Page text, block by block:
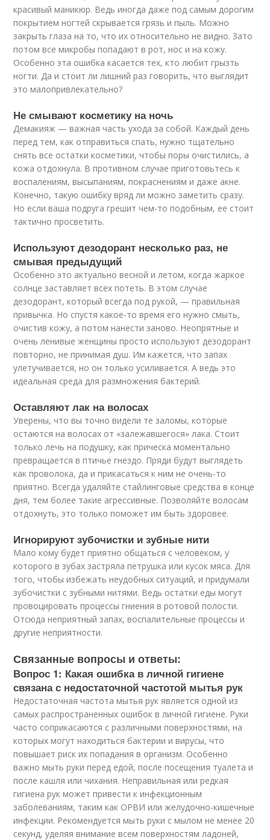
красивый маникюр. Ведь иногда даже под самым дорогим
покрытием ногтей скрывается грязь и пыль. Можно
закрыть глаза на то, что их относительно не видно. Зато
потом все микробы попадают в рот, нос и на кожу.
Особенно эта ошибка касается тех, кто любит грызть
ногти. Да и стоит ли лишний раз говорить, что выглядит
это малопривлекательно?
Не смывают косметику на ночь
Демакияж — важная часть ухода за собой. Каждый день
перед тем, как отправиться спать, нужно тщательно
снять все остатки косметики, чтобы поры очистились, а
кожа отдохнула. В противном случае приготовьтесь к
воспалениям, высыпаниям, покраснениям и даже акне.
Конечно, такую ошибку вряд ли можно заметить сразу.
Но если ваша подруга грешит чем-то подобным, ее стоит
тактично просветить.
Используют дезодорант несколько раз, не
смывая предыдущий
Особенно это актуально весной и летом, когда жаркое
солнце заставляет всех потеть. В этом случае
дезодорант, который всегда под рукой, — правильная
привычка. Но спустя какое-то время его нужно смыть,
очистив кожу, а потом нанести заново. Неопрятные и
очень ленивые женщины просто используют дезодорант
повторно, не принимая душ. Им кажется, что запах
улетучивается, но он только усиливается. А ведь это
идеальная среда для размножения бактерий.
Оставляют лак на волосах
Уверены, что вы точно видели те заломы, которые
остаются на волосах от «залежавшегося» лака. Стоит
только лечь на подушку, как прическа моментально
превращается в птичье гнездо. Пряди будут выглядеть
как проволока, да и прикасаться к ним не очень-то
приятно. Всегда удаляйте стайлинговые средства в конце
дня, тем более такие агрессивные. Позволяйте волосам
отдохнуть, это только поможет им быть здоровее.
Игнорируют зубочистки и зубные нити
Мало кому будет приятно общаться с человеком, у
которого в зубах застряла петрушка или кусок мяса. Для
того, чтобы избежать неудобных ситуаций, и придумали
зубочистки с зубными нитями. Ведь остатки еды могут
провоцировать процессы гниения в ротовой полости.
Отсюда неприятный запах, воспалительные процессы и
другие неприятности.
Связанные вопросы и ответы:
Вопрос 1: Какая ошибка в личной гигиене
связана с недостаточной частотой мытья рук
Недостаточная частота мытья рук является одной из
самых распространенных ошибок в личной гигиене. Руки
часто соприкасаются с различными поверхностями, на
которых могут находиться бактерии и вирусы, что
повышает риск их попадания в организм. Особенно
важно мыть руки перед едой, после посещения туалета и
после кашля или чихания. Неправильная или редкая
гигиена рук может привести к инфекционным
заболеваниям, таким как ОРВИ или желудочно-кишечные
инфекции. Рекомендуется мыть руки с мылом не менее 20
секунд, уделяя внимание всем поверхностям ладоней,